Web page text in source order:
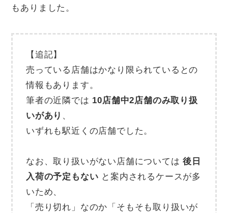
もありました。
【追記】
売っている店舗はかなり限られているとの
情報もあります。
筆者の近隣では 10店舗中2店舗のみ取り扱
いがあり 、
いずれも駅近くの店舗でした。
なお、取り扱いがない店舗については後日
入荷の予定もない と案内されるケースが多
いため、
「売り切れ」なのか「そもそも取り扱いが